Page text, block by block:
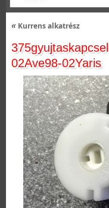
«Kurrens alkatrész
02Ave98-02Yaris